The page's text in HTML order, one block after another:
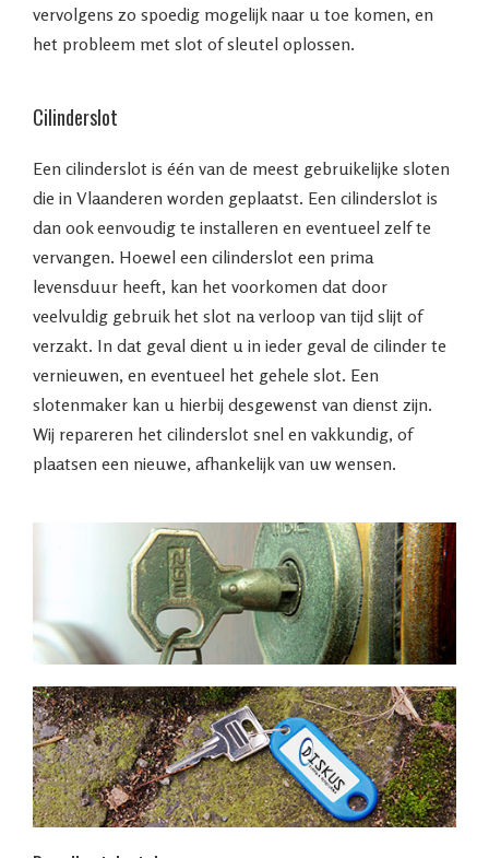
vervolgens zo spoedig mogelijk naar u toe komen, en
het probleem met slot of sleutel oplossen.
Cilinderslot
Een cilinderslot is één van de meest gebruikelijke sloten
die in Vlaanderen worden geplaatst. Een cilinderslot is
dan ook eenvoudig te installeren en eventueel zelf te
vervangen. Hoewel een cilinderslot een prima
levensduur heeft, kan het voorkomen dat door
veelvuldig gebruik het slot na verloop van tijd slijt of
verzakt. In dat geval dient u in ieder geval de cilinder te
vernieuwen, en eventueel het gehele slot. Een
slotenmaker kan u hierbij desgewenst van dienst zijn.
Wij repareren het cilinderslot snel en vakkundig, of
plaatsen een nieuwe, afhankelijk van uw wensen.